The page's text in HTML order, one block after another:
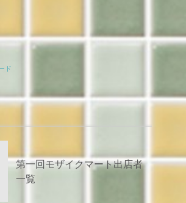
ド
第一回モザイクマート出店者
一覧